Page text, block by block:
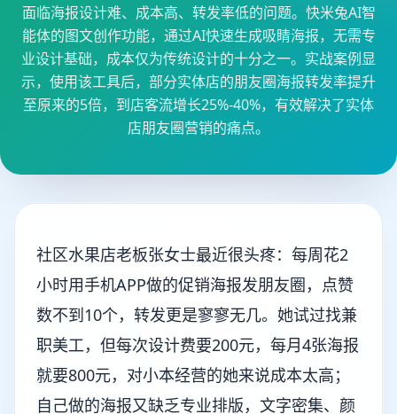
面临海报设计难、成本高、转发率低的问题。快米兔AI智
能体的图文创作功能，通过AI快速生成吸睛海报，无需专
业设计基础，成本仅为传统设计的十分之一。实战案例显
示，使用该工具后，部分实体店的朋友圈海报转发率提升
至原来的5倍，到店客流增长25%-40%，有效解决了实体
店朋友圈营销的痛点。
社区水果店老板张女士最近很头疼：每周花2
小时用手机APP做的促销海报发朋友圈，点赞
数不到10个，转发更是寥寥无几。她试过找兼
职美工，但每次设计费要200元，每月4张海报
就要800元，对小本经营的她来说成本太高；
自己做的海报又缺乏专业排版，文字密集、颜